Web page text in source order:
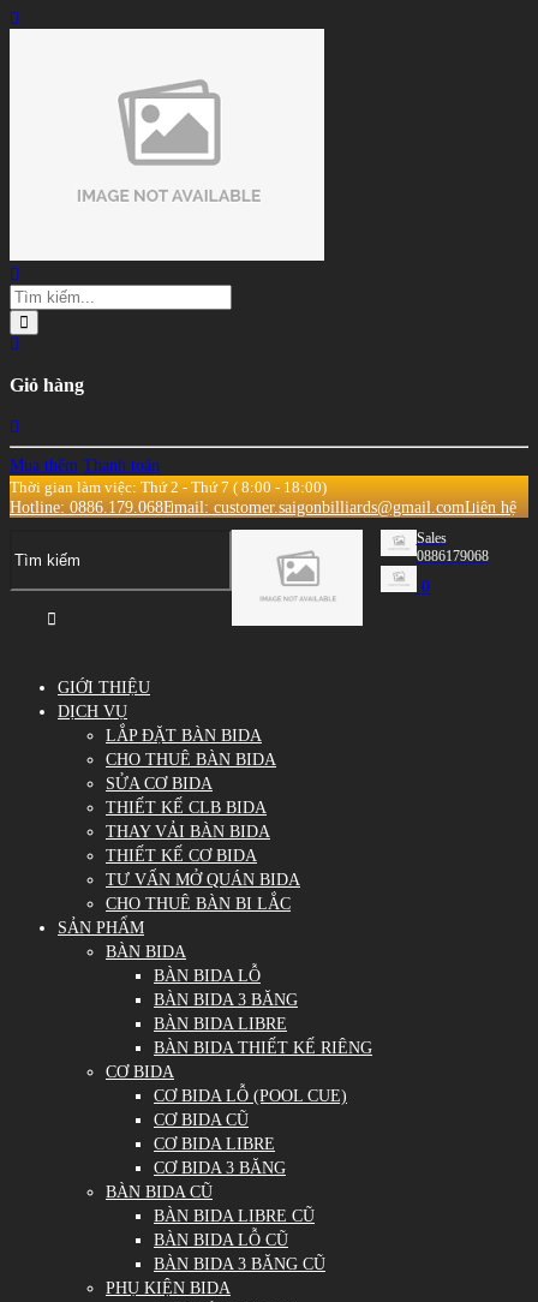
Giỏ hàng
Mua thêm Thanh toán
Thời gian làm việc: Thứ 2 - Thứ 7 ( 8:00 - 18:00)
Hotline: 0886.179.068Email: customer.saigonbilliards@gmail.comLiên hệ
Sales
0886179068
0
GIỚI THIỆU
DỊCH VỤ
LẮP ĐẶT BÀN BIDA
CHO THUÊ BÀN BIDA
SỬA CƠ BIDA
THIẾT KẾ CLB BIDA
THAY VẢI BÀN BIDA
THIẾT KẾ CƠ BIDA
TƯ VẤN MỞ QUÁN BIDA
CHO THUÊ BÀN BI LẮC
SẢN PHẨM
BÀN BIDA
BÀN BIDA LỖ
BÀN BIDA 3 BĂNG
BÀN BIDA LIBRE
BÀN BIDA THIẾT KẾ RIÊNG
CƠ BIDA
CƠ BIDA LỖ (POOL CUE)
CƠ BIDA CŨ
CƠ BIDA LIBRE
CƠ BIDA 3 BĂNG
BÀN BIDA CŨ
BÀN BIDA LIBRE CŨ
BÀN BIDA LỖ CŨ
BÀN BIDA 3 BĂNG CŨ
PHỤ KIỆN BIDA